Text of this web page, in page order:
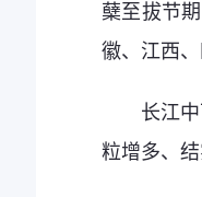
蘖至拔节
徽、江西
长江
粒增多、